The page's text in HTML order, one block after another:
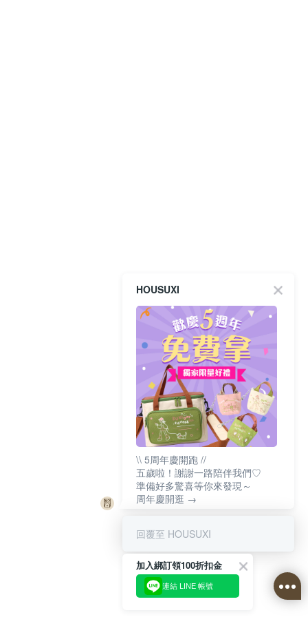
HOUSUXI
\\ 5周年慶開跑 //
五歲啦！謝謝一路陪伴我們♡
準備好多驚喜等你來發現～
周年慶開逛 →
回覆至 HOUSUXI
加入綁訂領100折扣金
連結 LINE 帳號